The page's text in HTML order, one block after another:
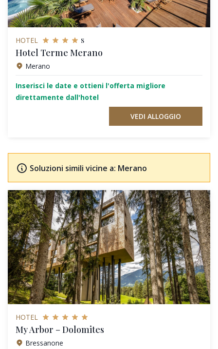
HOTEL s
Hotel Terme Merano
Merano
Inserisci le date e ottieni l'offerta migliore
direttamente dall'hotel
VEDI ALLOGGIO
Soluzioni simili vicine a: Merano
HOTEL
My Arbor – Dolomites
Bressanone